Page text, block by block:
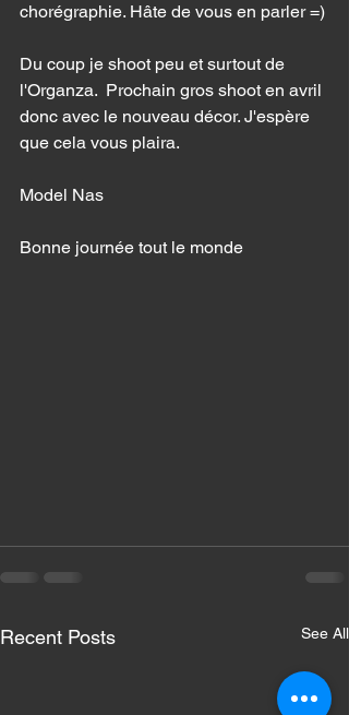
chorégraphie. Hâte de vous en parler =)
Du coup je shoot peu et surtout de
l'Organza.  Prochain gros shoot en avril
donc avec le nouveau décor. J'espère
que cela vous plaira.
Model Nas
Bonne journée tout le monde
Recent Posts See All